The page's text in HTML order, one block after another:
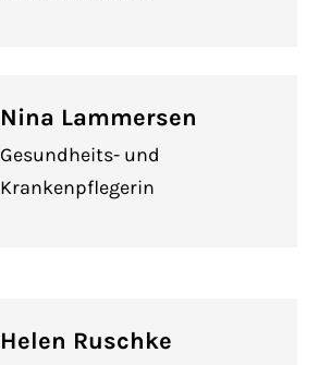
Nina Lammersen
Gesundheits- und
Krankenpflegerin
Helen Ruschke